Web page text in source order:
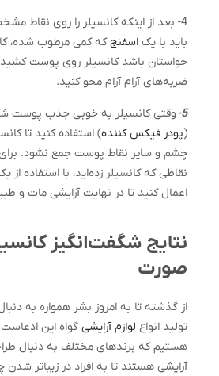
4- بعد از اینکه کانسیلر را روی نقاط
باید با یک اسفنجکه کمی مرطوب شده،
حواستان باشد کانسیلر روی پوست
ضربه‌های آرام آرام محو کنید.
5- وقتی کانسیلر به خوبی جذب پوست شد
(پودر فیکس کننده) استفاده کنید تا
چشم و سایر نقاط پوست جمع نشود. برای
نقاطی که کانسیلر زده‌اید، با استفاده از
اعمال کنید تا در نهایت آرایشی مات و
نتایج شگفت‌انگیز
صورت
از گذشته تا به امروز بشر همواره به
تولید انواع لوازم آرایشی گواه این
هستیم که برندهای مختلف به دنبال
آرایشی هستند تا به افراد در زیباتر